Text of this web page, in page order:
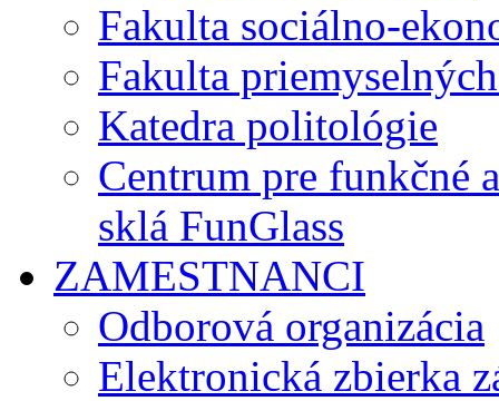
Fakulta sociálno-
Fakulta
Katedra politológie
Centrum pre funkčné
sklá FunGlass
ZAMESTNANCI
Odborová organizácia
Elektronická zbierka